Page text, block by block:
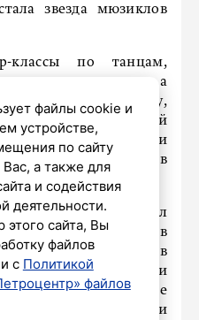
звезда мюзиклов
классы по танцам,
оригами, а
по футболу,
эстафеты. Особый
экскурсии
«7 шагов к мечте», в
1500 человек.
семейный карнавал
450 участников в
конкурс «Остров
Победители
«изобразительное
«видеотворчество» и
файлы cookie и
устройстве,
по сайту
а также для
и содействия
деятельности.
сайта, Вы
файлов
с Политикой
файлов